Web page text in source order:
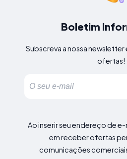
Boletim
Subscreva a nossa newsletter
ofertas!
Ao inserir seu endereço de
em receber ofertas
comunicações